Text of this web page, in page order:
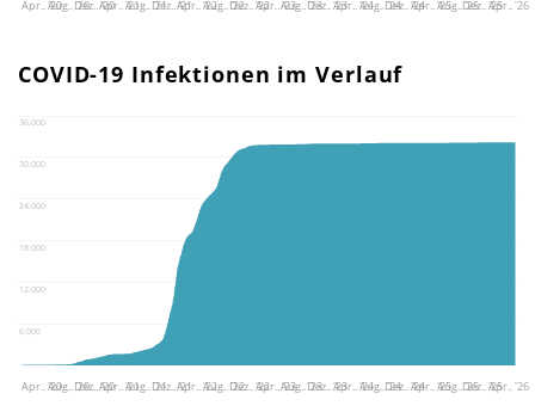
Apr.. '20Aug.. '20Dez.. '20Apr.. '21Aug.. '21Dez.. '21Apr.. '22Aug.. '22Dez.. '22Apr.. '23Aug.. '23Dez.. '23Apr.. '24Aug.. '24Dez.. '24Apr.. '25Aug.. '25Dez.. '25Apr.. '26
COVID-19 Infektionen im Verlauf
6.000
12.000
18.000
24.000
30.000
36.000
Apr.. '20Aug.. '20Dez.. '20Apr.. '21Aug.. '21Dez.. '21Apr.. '22Aug.. '22Dez.. '22Apr.. '23Aug.. '23Dez.. '23Apr.. '24Aug.. '24Dez.. '24Apr.. '25Aug.. '25Dez.. '25Apr.. '26